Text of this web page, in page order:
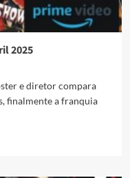
2025
e diretor compara
finalmente a franquia